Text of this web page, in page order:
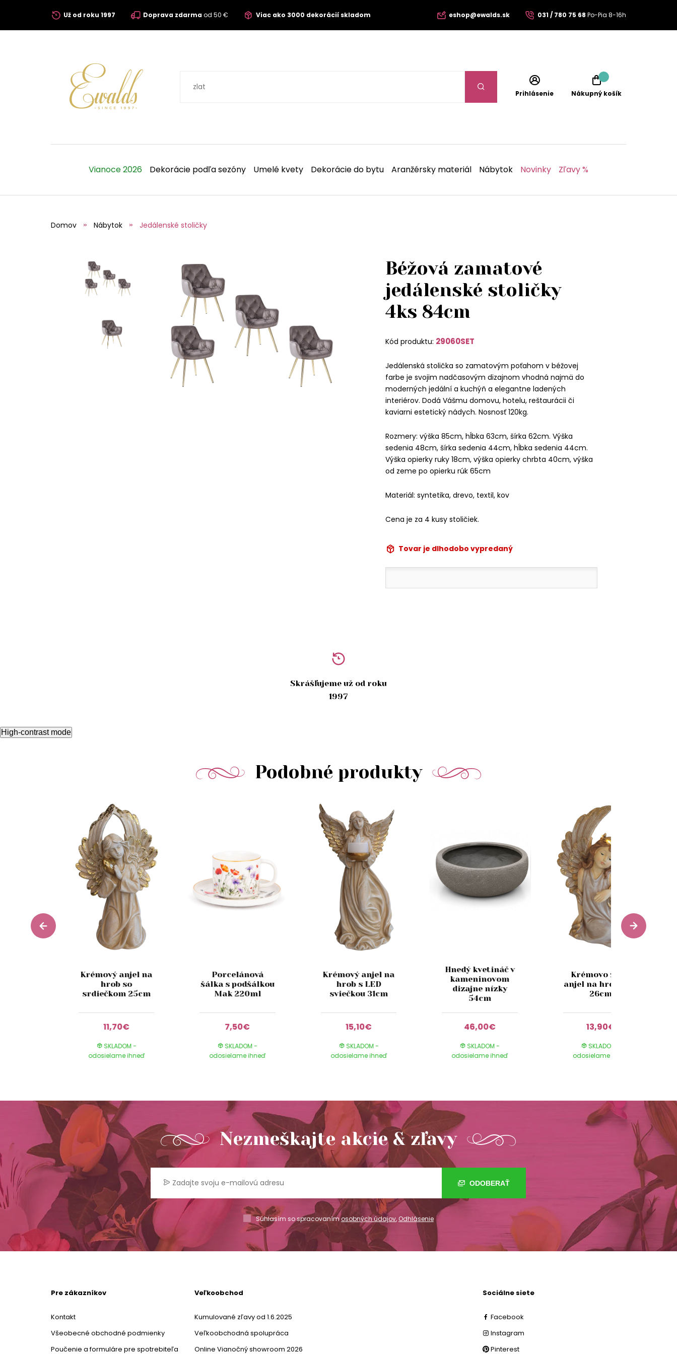
Už od roku 1997 Doprava zdarmaod 50 € Viac ako 3000 dekorácií skladom eshop@ewalds.sk 031 / 780 75 68 Po-Pia 8-16h
Prihlásenie Nákupný košík
Vianoce 2026 Dekorácie podľa sezóny Umelé kvety Dekorácie do bytu Aranžérsky materiál Nábytok Novinky Zľavy %
Domov Nábytok Jedálenské stoličky
Béžová zamatové
jedálenské stoličky
4ks 84cm
Kód produktu: 29060SET
Jedálenská stolička so zamatovým poťahom v béžovej
farbe je svojim nadčasovým dizajnom vhodná najmä do
moderných jedální a kuchýň a elegantne ladených
interiérov. Dodá Vášmu domovu, hotelu, reštaurácii či
kaviarni estetický nádych. Nosnosť 120kg.
Rozmery: výška 85cm, hĺbka 63cm, šírka 62cm. Výška
sedenia 48cm, šírka sedenia 44cm, hĺbka sedenia 44cm.
Výška opierky ruky 18cm, výška opierky chrbta 40cm, výška
od zeme po opierku rúk 65cm
Materiál: syntetika, drevo, textil, kov
Cena je za 4 kusy stoličiek.
Tovar je dlhodobo vypredaný
Skrášľujeme už od roku
1997
High-contrast mode
Podobné produkty
Krémový anjel na
hrob so
srdiečkom 25cm
11,70€
SKLADOM -
odosielame ihneď
Porcelánová
šálka s podšálkou
Mak 220ml
7,50€
SKLADOM -
odosielame ihneď
Krémový anjel na
hrob s LED
sviečkou 31cm
15,10€
SKLADOM -
odosielame ihneď
Hnedý kvetináč v
kameninovom
dizajne nízky
54cm
46,00€
SKLADOM -
odosielame ihneď
Krémovo zlatý
anjel na hrob LED
26cm
13,90€
SKLADOM -
odosielame ihneď
Nezmeškajte akcie & zľavy
ODOBERAŤ
Súhlasím so spracovanímosobných údajov,Odhlásenie
Pre zákazníkov
Kontakt
Všeobecné obchodné podmienky
Poučenie a formuláre pre spotrebiteľa
Veľkoobchod
Kumulované zľavy od 1.6.2025
Veľkoobchodná spolupráca
Online Vianočný showroom 2026
Sociálne siete
Facebook
Instagram
Pinterest